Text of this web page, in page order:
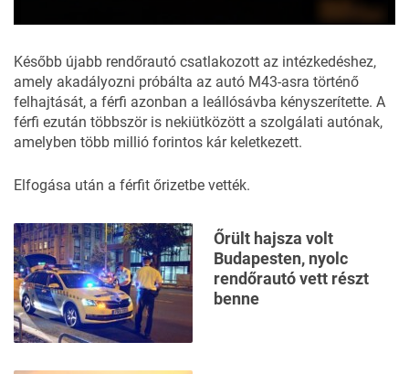
of
seconds
Később újabb rendőrautó csatlakozott az intézkedéshez,
amely akadályozni próbálta az autó M43-asra történő
felhajtását, a férfi azonban a leállósávba kényszerítette. A
férfi ezután többször is nekiütközött a szolgálati autónak,
amelyben több millió forintos kár keletkezett.
Elfogása után a férfit őrizetbe vették.
Őrült hajsza volt
Budapesten, nyolc
rendőrautó vett részt
benne